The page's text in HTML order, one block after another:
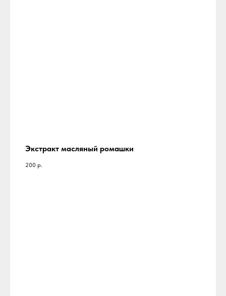
Экстракт масляный ромашки
200 р.